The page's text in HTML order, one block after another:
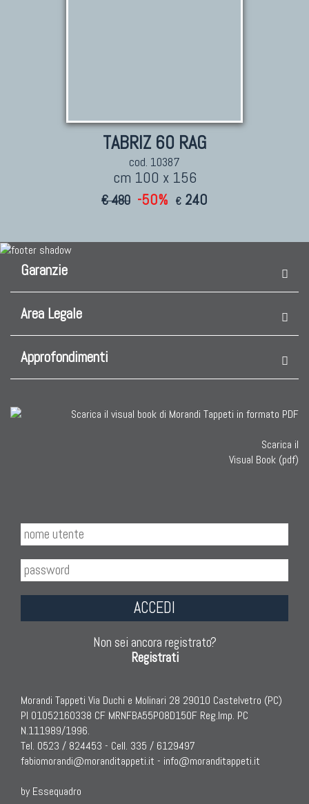
TABRIZ 60 RAG
cod. 10387
cm 100 x 156
€ 480 -50% € 240
Garanzie
Area Legale
Approfondimenti
Scarica il
Visual Book (pdf)
ACCEDI
Non sei ancora registrato?
Registrati
Morandi Tappeti Via Duchi e Molinari 28 29010 Castelvetro (PC)
PI 01052160338 CF MRNFBA55P08D150F Reg.Imp. PC
N.111989/1996.
Tel. 0523 / 824453 - Cell. 335 / 6129497
fabiomorandi@moranditappeti.it - info@moranditappeti.it
by Essequadro